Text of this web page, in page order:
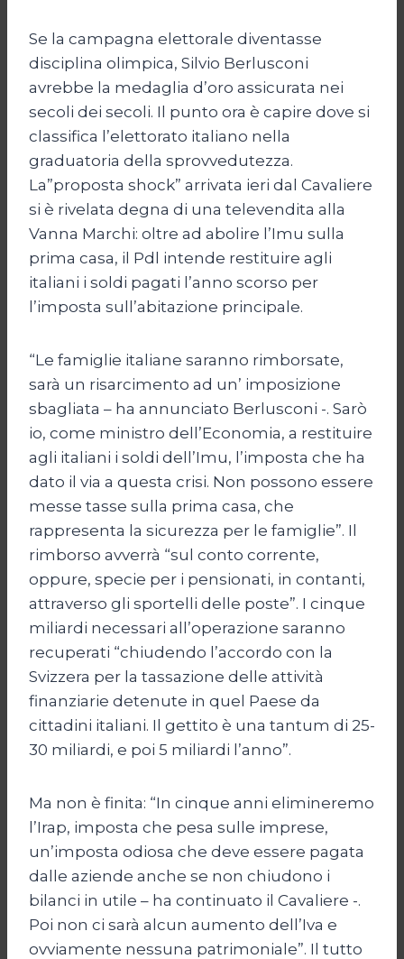
Se la campagna elettorale diventasse
disciplina olimpica, Silvio Berlusconi
avrebbe la medaglia d’oro assicurata nei
secoli dei secoli. Il punto ora è capire dove si
classifica l’elettorato italiano nella
graduatoria della sprovvedutezza.
La”proposta shock” arrivata ieri dal Cavaliere
si è rivelata degna di una televendita alla
Vanna Marchi: oltre ad abolire l’Imu sulla
prima casa, il Pdl intende restituire agli
italiani i soldi pagati l’anno scorso per
l’imposta sull’abitazione principale.
“Le famiglie italiane saranno rimborsate,
sarà un risarcimento ad un’ imposizione
sbagliata – ha annunciato Berlusconi -. Sarò
io, come ministro dell’Economia, a restituire
agli italiani i soldi dell’Imu, l’imposta che ha
dato il via a questa crisi. Non possono essere
messe tasse sulla prima casa, che
rappresenta la sicurezza per le famiglie”. Il
rimborso avverrà “sul conto corrente,
oppure, specie per i pensionati, in contanti,
attraverso gli sportelli delle poste”. I cinque
miliardi necessari all’operazione saranno
recuperati “chiudendo l’accordo con la
Svizzera per la tassazione delle attività
finanziarie detenute in quel Paese da
cittadini italiani. Il gettito è una tantum di 25-
30 miliardi, e poi 5 miliardi l’anno”.
Ma non è finita: “In cinque anni elimineremo
l’Irap, imposta che pesa sulle imprese,
un’imposta odiosa che deve essere pagata
dalle aziende anche se non chiudono i
bilanci in utile – ha continuato il Cavaliere -.
Poi non ci sarà alcun aumento dell’Iva e
ovviamente nessuna patrimoniale”. Il tutto